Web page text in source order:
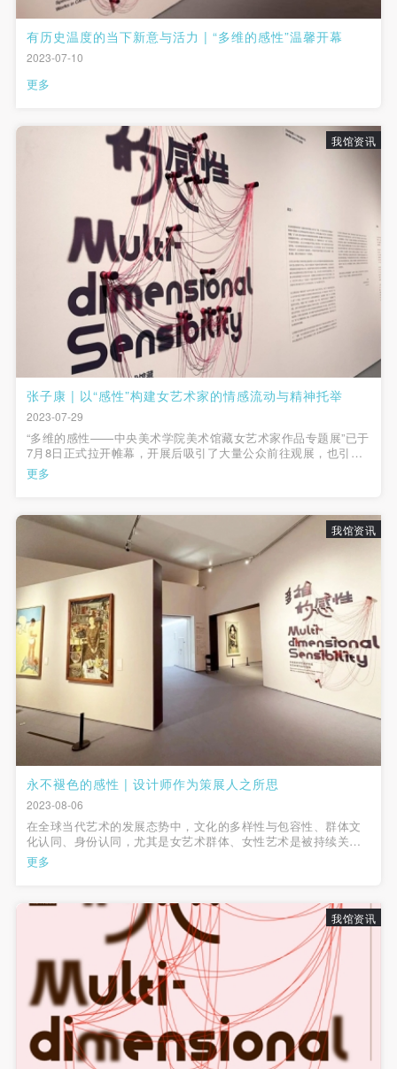
有历史温度的当下新意与活力 | “多维的感性”温馨开幕
2023-07-10
更多
我馆资讯
张子康 | 以“感性”构建女艺术家的情感流动与精神托举
2023-07-29
“多维的感性——中央美术学院美术馆藏女艺术家作品专题展”已于
7月8日正式拉开帷幕，开展后吸引了大量公众前往观展，也引发
了艺术史学者、批评家、艺术家以及媒体的关注与讨论。
更多
我馆资讯
永不褪色的感性 | 设计师作为策展人之所思
2023-08-06
在全球当代艺术的发展态势中，文化的多样性与包容性、群体文
化认同、身份认同，尤其是女艺术群体、女性艺术是被持续关注
与讨论的议题。
更多
我馆资讯